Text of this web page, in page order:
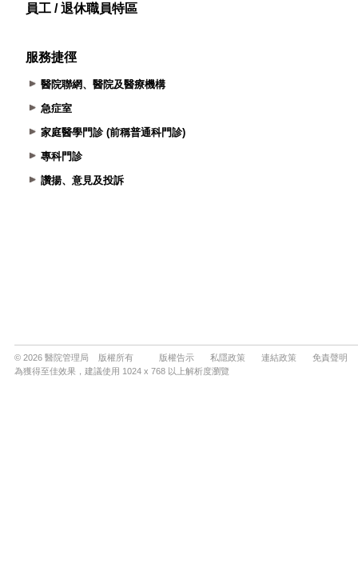
員工 / 退休職員特區
服務捷徑
醫院聯網、醫院及醫療機構
急症室
家庭醫學門診 (前稱普通科門診)
專科門診
讚揚、意見及投訴
© 2026 醫院管理局 版權所有 版權告示 私隱政策 連結政策
免責聲明
為獲得至佳效果，建議使用 1024 x 768 以上解析度瀏覽